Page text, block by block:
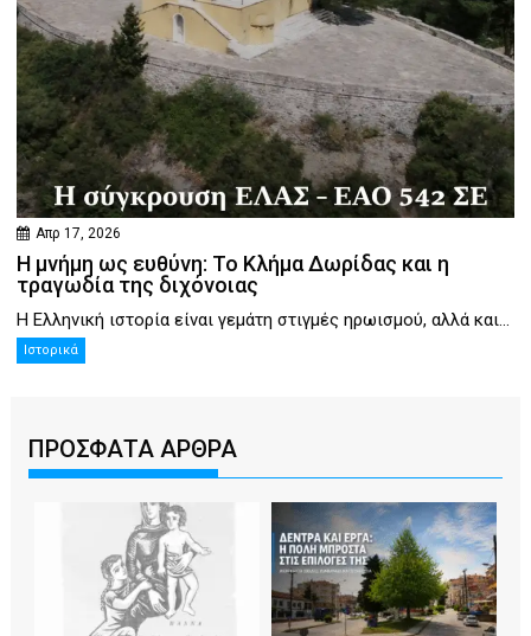
Απρ 17, 2026
Η μνήμη ως ευθύνη: Το Κλήμα Δωρίδας και η
τραγωδία της διχόνοιας
Η Ελληνική ιστορία είναι γεμάτη στιγμές ηρωισμού, αλλά και...
Ιστορικά
ΠΡΟΣΦΑΤΑ ΑΡΘΡΑ